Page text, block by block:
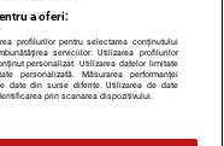
Termeni și condiții
Nici o instituţie sau persoană
a oferi:
profilurilor pentru selectarea conținutului
serviciilor. Utilizarea profilurilor
personalizat. Utilizarea datelor limitate
personalizată. Măsurarea performanței
date din surse diferite. Utilizarea de date
prin scanarea dispozitivului.